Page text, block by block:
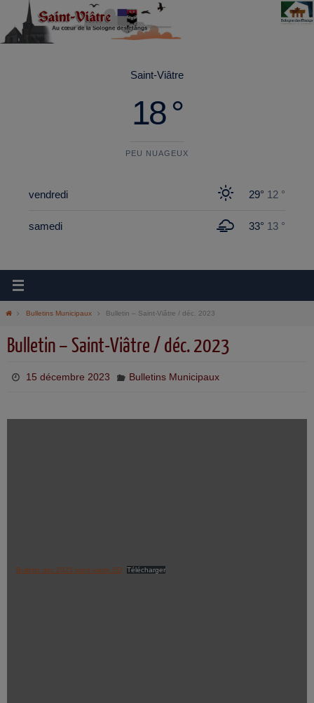
principal
Saint-Viâtre
18 °
PEU NUAGEUX
vendredi 29° 12 °
samedi 33° 13 °
Bulletins Municipaux Bulletin – Saint-Viâtre / déc. 2023
Bulletin – Saint-Viâtre / déc. 2023
15 décembre 2023 Bulletins Municipaux
Bulletin.dec.2023.saint-viatre.SD Télécharger